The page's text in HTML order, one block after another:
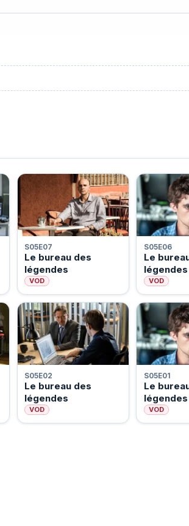
S05E07
Le bureau des
légendes
VOD
S05E06
Le
légendes
VOD
S05E02
Le bureau des
légendes
VOD
S05E01
Le
légendes
VOD